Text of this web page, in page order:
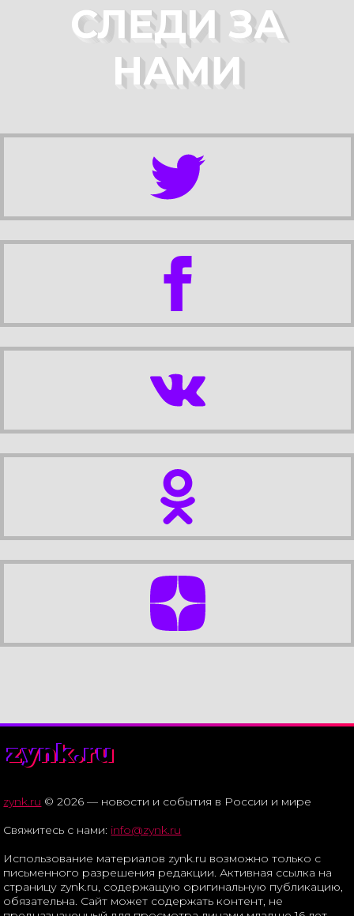
СЛЕДИ ЗА
НАМИ
zynk.ru
zynk.ru © 2026 — новости и события в России и мире
Свяжитесь с нами: info@zynk.ru
Использование материалов zynk.ru возможно только с
письменного разрешения редакции. Активная ссылка на
страницу zynk.ru, содержащую оригинальную публикацию,
обязательна. Сайт может содержать контент, не